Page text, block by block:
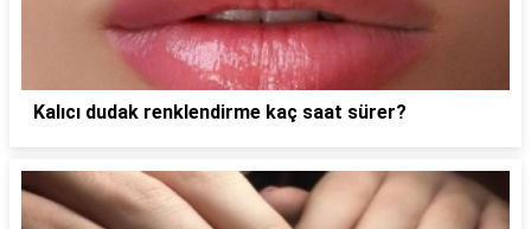
Kalıcı dudak renklendirme kaç saat sürer?